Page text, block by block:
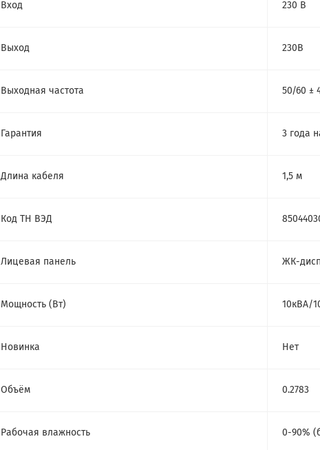
Вход 230 В
Выход 230В
Выходная частота 50/60 ±
Гарантия 3 года
Длина кабеля 1,5 м
Код ТН ВЭД
Лицевая панель ЖК-
Мощность (Bт) 10кВА/
Новинка Нет
Объём 0.2783
Рабочая влажность 0-90%